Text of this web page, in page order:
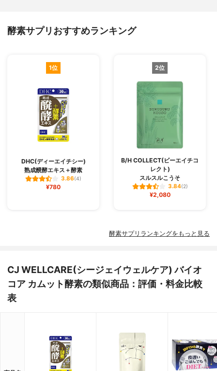
酵素サプリおすすめランキング
1位
DHC(ディーエイチシー)
熟成醗酵エキス＋酵素
3.86(4)
¥780
2位
B/H COLLECT(ビーエイチコ
レクト)
スルスルこうそ
3.84(2)
¥2,080
酵素サプリランキングをもっと見る
CJ WELLCARE(シージェイウェルケア) バイオ
コア カムット酵素の類似商品：評価・料金比較
表